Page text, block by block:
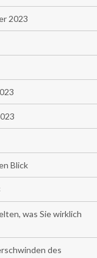
2023
Blick
was Sie wirklich
des